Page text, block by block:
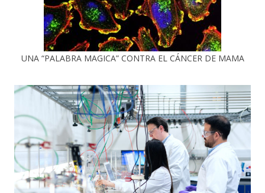
UNA “PALABRA MAGICA” CONTRA EL CÁNCER DE MAMA